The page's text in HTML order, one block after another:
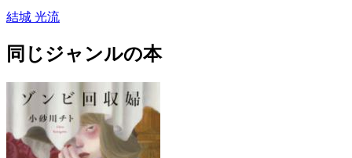
結城 光流
同じジャンルの本